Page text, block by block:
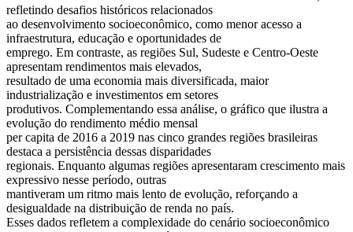
refletindo desafios históricos relacionados
ao desenvolvimento socioeconômico, como menor acesso a
infraestrutura, educação e oportunidades de
emprego. Em contraste, as regiões Sul, Sudeste e Centro-Oeste
apresentam rendimentos mais elevados,
resultado de uma economia mais diversificada, maior
industrialização e investimentos em setores
produtivos. Complementando essa análise, o gráfico que ilustra a
evolução do rendimento médio mensal
per capita de 2016 a 2019 nas cinco grandes regiões brasileiras
destaca a persistência dessas disparidades
regionais. Enquanto algumas regiões apresentaram crescimento mais
expressivo nesse período, outras
mantiveram um ritmo mais lento de evolução, reforçando a
desigualdade na distribuição de renda no país.
Esses dados refletem a complexidade do cenário socioeconômico